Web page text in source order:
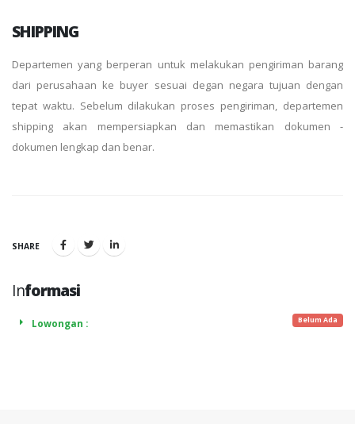
SHIPPING
Departemen yang berperan untuk melakukan pengiriman barang
dari perusahaan ke buyer sesuai degan negara tujuan dengan
tepat waktu. Sebelum dilakukan proses pengiriman, departemen
shipping akan mempersiapkan dan memastikan dokumen -
dokumen lengkap dan benar.
SHARE
Informasi
Lowongan : Belum Ada